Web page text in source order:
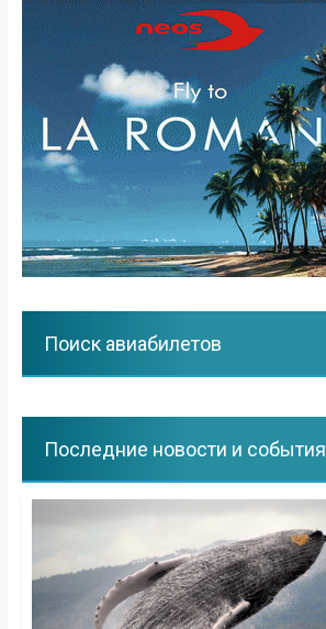
Поиск авиабилетов
Последние новости и события